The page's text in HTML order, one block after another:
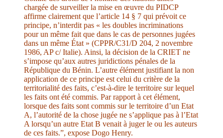
chargée de surveiller la mise en œuvre du PIDCP
affirme clairement que l’article 14 § 7 qui prévoit ce
principe, n’interdit pas « les doubles incriminations
pour un même fait que dans le cas de personnes jugées
dans un même État » (CPPR/C31/D 204, 2 novembre
1986, AP c/ Italie). Ainsi, la décision de la CRIET ne
s’impose qu’aux autres juridictions pénales de la
République du Bénin. L’autre élément justifiant la non
application de ce principe est celui du critère de la
territorialité des faits, c’est-à-dire le territoire sur lequel
les faits ont été commis. Par rapport à cet élément,
lorsque des faits sont commis sur le territoire d’un Etat
A, l’autorité de la chose jugée ne s’applique pas à l’Etat
A lorsqu’un autre Etat B venait à juger le ou les auteurs
de ces faits.”, expose Dogo Henry.